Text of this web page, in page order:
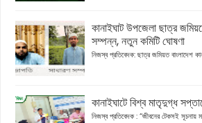
কানাইঘাট উপজেলা ছাত্র
সম্পন্ন, নতুন কমিটি ঘোষণা
নিজস্ব প্রতিবেদক: ছাত্র জমিয়ত বাংলাদেশ
কানাইঘাটে বিশ্ব মাতৃদুগ্ধ
নিজস্ব প্রতিবেদক : “জীবনের টেকসই সূচনায়